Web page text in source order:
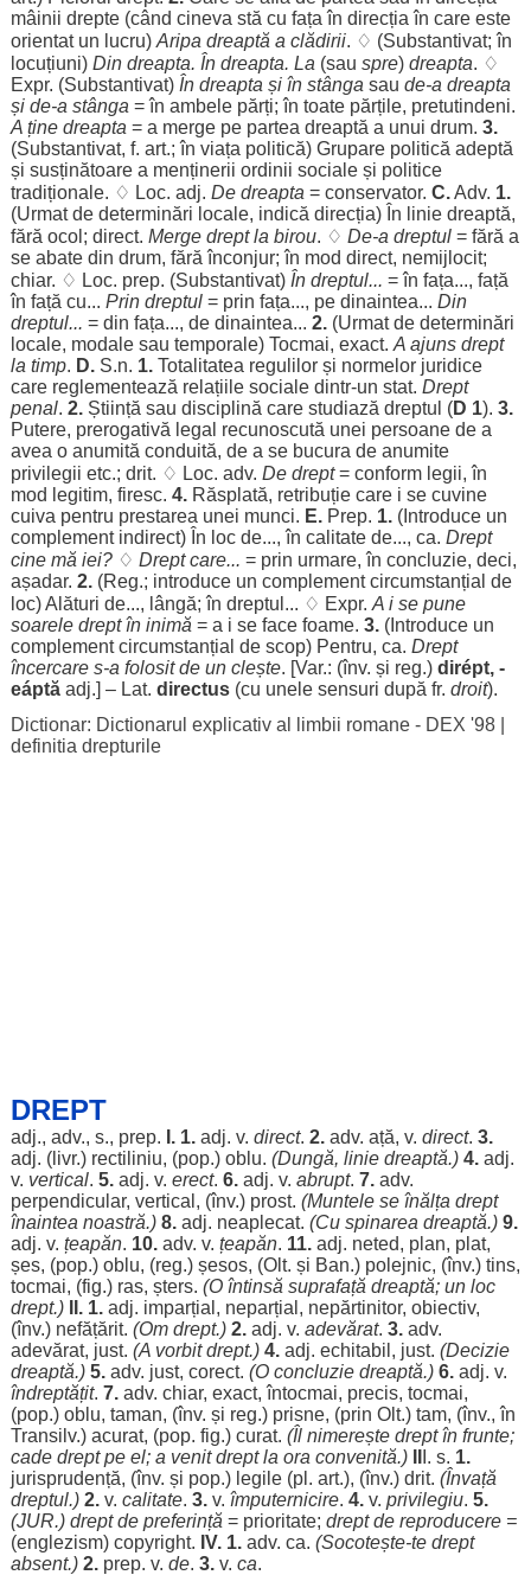
mâinii drepte(când cineva stă cu fața în direcția în care este
orientatun lucru) Aripa dreaptă a clădirii. ♢ (Substantivat; în
locuțiuni) Din dreapta. În dreapta. La (sau spre) dreapta. ♢
Expr. (Substantivat) În dreapta și în stânga sau de-a dreapta
și de-a stânga = în ambele părți; în toate părțile, pretutindeni.
A ține dreapta = a mergepe partea dreaptă a unui drum. 3.
(Substantivat, f. art.; în viața politică) Grupare politică adeptă
și susținătoarea menținerii ordinii socialeși politice
tradiționale. ♢ Loc. adj. De dreapta = conservator. C.Adv. 1.
(Urmatde determinări locale, indică direcția) În linie dreaptă,
fără ocol ; direct. Merge dreptla birou. ♢ De-a dreptul= fără a
se abatedin drum, fără înconjur; în mod direct, nemijlocit;
chiar. ♢ Loc. prep. (Substantivat) În dreptul... = în fața..., față
în față cu... Prin dreptul= prin fața..., pe dinaintea... Din
dreptul... = din fața..., de dinaintea... 2.(Urmatde determinări
locale, modalesau temporale) Tocmai, exact. A ajuns drept
la timp. D.S.n. 1. Totalitatea regulilorși normelor juridice
care reglementează relațiile socialedintr-un stat. Drept
penal. 2. Știință sau disciplină care studiază dreptul (D 1). 3.
Putere, prerogativă legal recunoscută unei persoanede a
avea o anumită conduită, de a se bucura de anumite
privilegii etc.; drit. ♢ Loc. adv. De drept= conform legii, în
mod legitim, firesc. 4. Răsplată, retribuțiecare i se cuvine
cuiva pentru prestarea unei munci. E.Prep. 1.(Introduceun
complement indirect) În locde..., în calitatede..., ca. Drept
cine mă iei?♢ Dreptcare... = prin urmare, în concluzie, deci,
așadar. 2.(Reg.; introduceun complement circumstanțial de
loc)Alături de..., lângă; în dreptul ... ♢ Expr. A i se pune
soarele dreptîn inimă = a i se face foame. 3.(Introduceun
complement circumstanțial de scop) Pentru, ca. Drept
încercares-a folositde un clește. [Var.: (înv. și reg.) dirépt, -
eáptăadj.] – Lat. directus(cu unele sensuri după fr. droit).
Dictionar: Dictionarul explicativ al limbii romane - DEX '98|
definitia drepturile
DREPT
adj., adv., s., prep. I. 1.adj. v. direct. 2.adv. ață, v. direct. 3.
adj. (livr.) rectiliniu, (pop.) oblu. (Dungă, linie dreaptă.) 4.adj.
v. vertical. 5.adj. v. erect. 6.adj. v. abrupt. 7.adv.
perpendicular, vertical , (înv.) prost. (Muntelese înălța drept
înaintea noastră.) 8.adj. neaplecat. (Cu spinarea dreaptă.) 9.
adj. v. țeapăn. 10.adv. v. țeapăn. 11.adj. neted, plan, plat,
șes, (pop.) oblu, (reg.) șesos, (Olt. și Ban.) polejnic, (înv.) tins,
tocmai, (fig.) ras, șters. (O întinsă suprafață dreaptă; un loc
drept.) II. 1.adj. imparțial , neparțial , nepărtinitor, obiectiv,
(înv.) nefățărit. (Om drept.) 2.adj. v. adevărat. 3.adv.
adevărat, just. (A vorbit drept.) 4.adj. echitabil , just. (Decizie
dreaptă.) 5.adv. just, corect. (O concluzie dreaptă.) 6.adj. v.
îndreptățit. 7.adv. chiar, exact,întocmai, precis, tocmai,
(pop.) oblu, taman, (înv. și reg.) prisne, (prin Olt.) tam, (înv., în
Transilv.) acurat, (pop. fig.) curat. (Îl nimerește dreptîn frunte;
cade dreptpe el; a venit dreptla ora convenită.)II I. s. 1.
jurisprudență, (înv. și pop.) legile(pl. art.), (înv.) drit. (Învață
dreptul.) 2.v. calitate. 3.v. împuternicire. 4.v. privilegiu. 5.
(JUR.) dreptde preferință = prioritate; dreptde reproducere=
(englezism) copyright. IV. 1.adv. ca. (Socotește-te drept
absent.) 2.prep. v. de. 3.v. ca.